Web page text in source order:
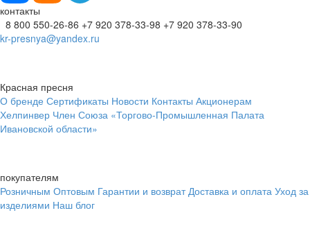
контакты
8 800 550-26-86 +7 920 378-33-98 +7 920 378-33-90
kr-presnya@yandex.ru
Красная пресня
О бренде Сертификаты Новости Контакты Акционерам
Хелпинвер Член Союза «Торгово-Промышленная Палата
Ивановской области»
покупателям
Розничным Оптовым Гарантии и возврат Доставка и оплата Уход за
изделиями Наш блог